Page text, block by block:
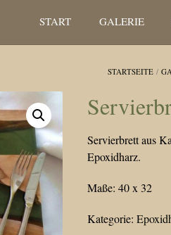
START GALERIE
STARTSEITE /
Servierbrett aus
Epoxidharz.
Maße: 40 x 32
Kategorie: